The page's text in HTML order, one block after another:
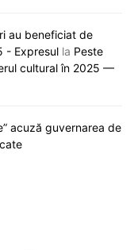
au beneficiat de
- Expresul la Peste
cultural în 2025 —
acuză guvernarea de